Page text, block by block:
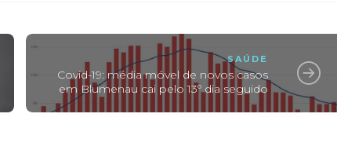
SAÚDE
Covid-19: média móvel de novos casos
em Blumenau cai pelo 13º dia seguido